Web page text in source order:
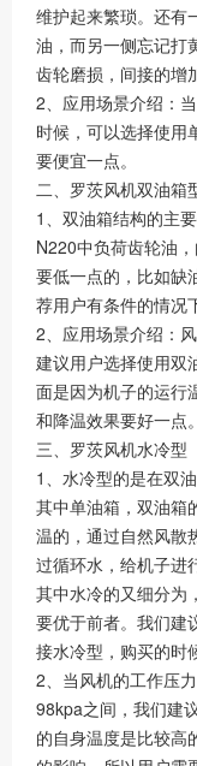
维护起来繁琐。还有
油，而另一侧忘记打
齿轮磨损，间接的增
2、应用场景介绍：
时候，可以选择使用
要便宜一点。
二、罗茨风机双油箱
1、双油箱结构的主
N220中负荷齿轮油
要低一点的，比如缺
荐用户有条件的情况
2、应用场景介绍：
建议用户选择使用双
面是因为机子的运行
和降温效果要好一点
三、罗茨风机水冷型
1、水冷型的是在双
其中单油箱，双油箱
温的，通过自然风散
过循环水，给机子进
其中水冷的又细分为
要优于前者。我们建
接水冷型，购买的时
2、当风机的工作压
98kpa之间，我们建
的自身温度是比较高